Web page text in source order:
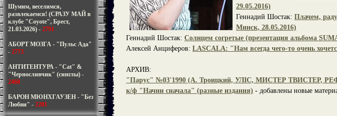
Шумим, веселимся,
развлекаемся! (СРАЗУ МАЙ в
клубе "Coyote", Брест,
21.03.2026) - 2791
АБОРТ МОЗГА - "Пульс Ада"
- 2773
АНТИТЕНТУРА - "Cat" &
"Черносливчик" (синглы) -
2468
БАРОН МЮНХГАУЗЕН - "Без
Любви" - 2201
29.05.2016)
Геннадий Шостак: Плачем,
Минск, 28.05.2016)
Геннадий Шостак: Солнцем согретые (презентация альбома
Алексей Анциферов: LASCALA: "Нам всегда чего-то очень
АРХИВ:
"Парус" №03'1990 (А. Троицкий, УЛІС, МИСТЕР ТВИСТЕР,
к/ф "Начни сначала" (разные издания) - добавлены новые